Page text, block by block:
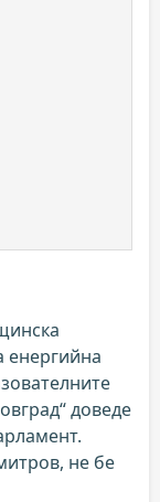
енергийна
доведе
не бе